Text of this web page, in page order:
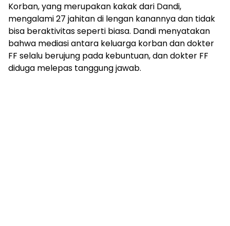
Korban, yang merupakan kakak dari Dandi,
mengalami 27 jahitan di lengan kanannya dan tidak
bisa beraktivitas seperti biasa. Dandi menyatakan
bahwa mediasi antara keluarga korban dan dokter
FF selalu berujung pada kebuntuan, dan dokter FF
diduga melepas tanggung jawab.